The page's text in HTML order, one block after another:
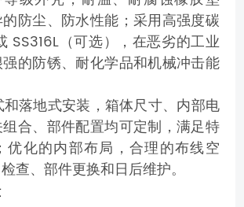
防尘、防水性能；采用高强度碳
SS316L（可选），在恶劣的工业
的防锈、耐化学品和机械冲击能
落地式安装，箱体尺寸、内部电
合、部件配置均可定制，满足特
优化的内部布局，合理的布线空
查、部件更换和日后维护。